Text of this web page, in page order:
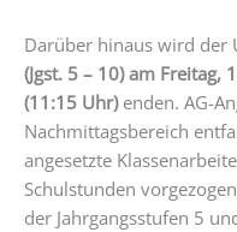
Darüber hinaus wird der
(Jgst. 5 – 10) am Freitag,
(11:15 Uhr) enden. AG-
Nachmittagsbereich
angesetzte
Schulstunden
der Jahrgangsstufen 5